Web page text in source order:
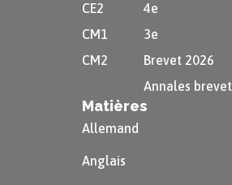
CE2
CM1
CM2
4e
3e
Brevet 2026
Annales brevet
Matières
Allemand
Anglais